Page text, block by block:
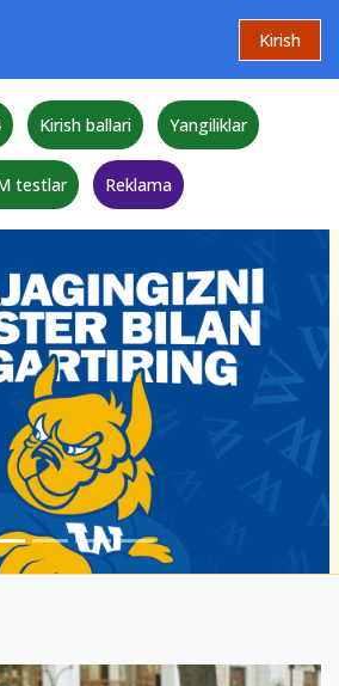
Kirish
Kirish ballari Yangiliklar
testlar Reklama